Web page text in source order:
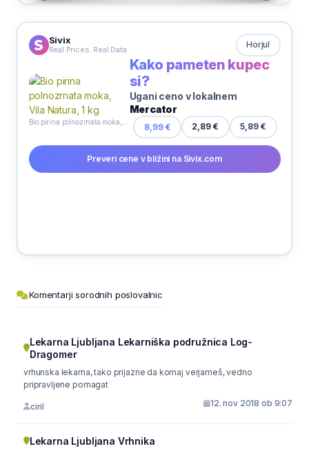
Sivix
Real Prices. Real Data Horjul
Kako pameten kupec
si?
Ugani ceno v lokalnem
Mercator
8,99 € 2,89 € 5,89 €
Preveri cene v bližini na Sivix.com
Komentarji sorodnih poslovalnic
Lekarna Ljubljana Lekarniška podružnica Log-
Dragomer
vrhunska lekarna, tako prijazne da komaj verjameš, vedno
pripravljene pomagat
ciril 12. nov 2018 ob 9:07
Lekarna Ljubljana Vrhnika